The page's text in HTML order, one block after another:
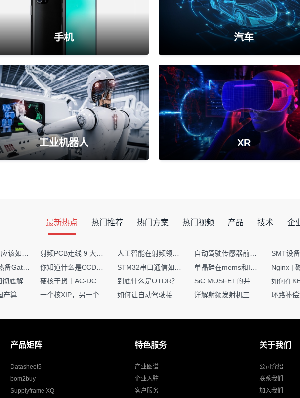
手机 汽车
工业机器人 XR
最新热点 热门推荐 热门方案 热门视频 产品 技术 企
到底什么是OTDR？
产品矩阵
Datasheet5
bom2buy
Supplyframe XQ
特色服务
产业图谱
企业入驻
客户服务
关于我们
公司介绍
联系我们
加入我们